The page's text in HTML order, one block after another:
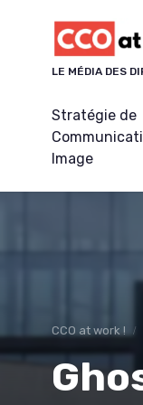
LE MÉDIA DES
Stratégie de
Image
CCO at work !